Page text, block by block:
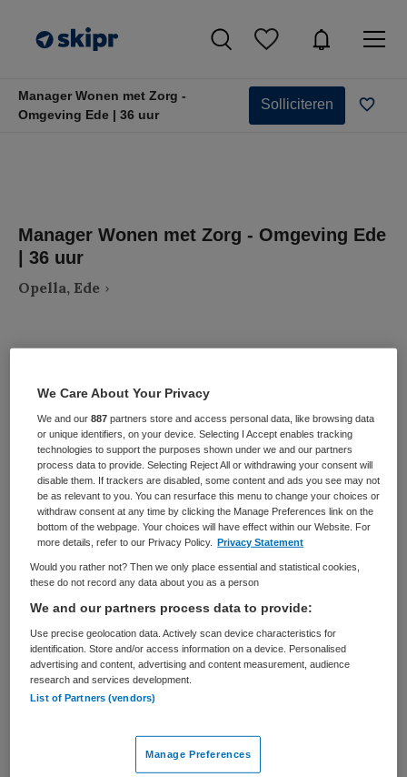
Manager Wonen met Zorg -
Omgeving Ede | 36 uur
Solliciteren
Manager Wonen met Zorg - Omgeving Ede
| 36 uur
Opella, Ede
Zorgmanagement
FUNCTIE
Zorgmanager
Verpleeghuis Tijdelijk met uitzicht op vast
PLAATSINGSDATUM
1 mei 2026
NIVEAU
HBO
ERVARING
Ervaren
DIENSTVERBAND
Fulltime
Vacature niet beschikbaar
Deze vacature Manager Wonen met Zorg - Omgeving
Ede | 36 uur bij Opella is niet meer actueel. Hieronder
We Care About Your Privacy
We and our887 partners store and access personal data, like browsing data
or unique identifiers, on your device. Selecting I Accept enables tracking
technologies to support the purposes shown under we and our partners
process data to provide. Selecting Reject All or withdrawing your consent will
disable them. If trackers are disabled, some content and ads you see may not
be as relevant to you. You can resurface this menu to change your choices or
withdraw consent at any time by clicking the Manage Preferences link on the
bottom of the webpage. Your choices will have effect within our Website. For
more details, refer to our Privacy Policy.
Privacy Statement
Would you rather not? Then we only place essential and statistical cookies,
these do not record any data about you as a person
We and our partners process data to provide:
Use precise geolocation data. Actively scan device characteristics for
identification. Store and/or access information on a device. Personalised
advertising and content, advertising and content measurement, audience
research and services development.
List of Partners (vendors)
Manage Preferences